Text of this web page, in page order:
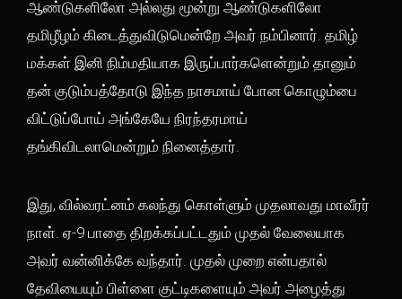
ஆண்டுகளிலோ அல்லது மூன்று ஆண்டுகளிலோ
தமிழீழம் கிடைத்துவிடுமென்றே அவர் நம்பினார். தமிழ்
மக்கள் இனி நிம்மதியாக இருப்பார்களென்றும் தானும்
தன் குடும்பத்தோடு இந்த நாசமாய் போன கொழும்பை
விட்டுப்போய் அங்கேயே நிரந்தரமாய்
தங்கிவிடலாமென்றும் நினைத்தார்.
இது, வில்வரட்னம் கலந்து கொள்ளும் முதலாவது மாவீரர்
நாள். ஏ-9 பாதை திறக்கப்பட்டதும் முதல் வேலையாக
அவர் வன்னிக்கே வந்தார். முதல் முறை என்பதால்
தேவியையும் பிள்ளை குட்டிகளையும் அவர் அழைத்து